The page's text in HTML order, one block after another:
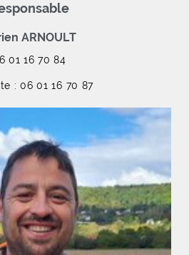
ARNOULT
01 16 70 84
: 06 01 16 70 87